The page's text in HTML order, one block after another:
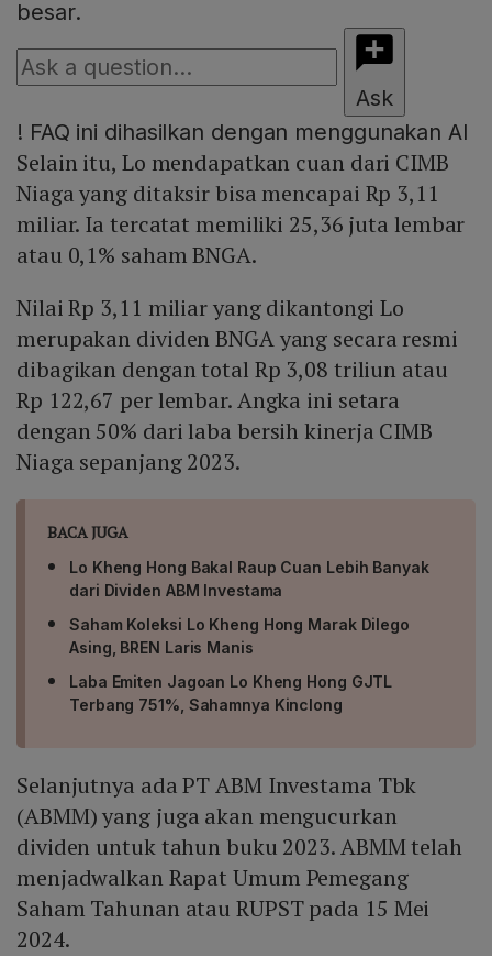
besar.
Ask
! FAQ ini dihasilkan dengan menggunakan AI
Selain itu, Lo mendapatkan cuan dari CIMB
Niaga yang ditaksir bisa mencapai Rp 3,11
miliar. Ia tercatat memiliki 25,36 juta lembar
atau 0,1% saham BNGA.
Nilai Rp 3,11 miliar yang dikantongi Lo
merupakan dividen BNGA yang secara resmi
dibagikan dengan total Rp 3,08 triliun atau
Rp 122,67 per lembar. Angka ini setara
dengan 50% dari laba bersih kinerja CIMB
Niaga sepanjang 2023.
BACA JUGA
Lo Kheng Hong Bakal Raup Cuan Lebih Banyak
dari Dividen ABM Investama
Saham Koleksi Lo Kheng Hong Marak Dilego
Asing, BREN Laris Manis
Laba Emiten Jagoan Lo Kheng Hong GJTL
Terbang 751%, Sahamnya Kinclong
Selanjutnya ada PT ABM Investama Tbk
(ABMM) yang juga akan mengucurkan
dividen untuk tahun buku 2023. ABMM telah
menjadwalkan Rapat Umum Pemegang
Saham Tahunan atau RUPST pada 15 Mei
2024.